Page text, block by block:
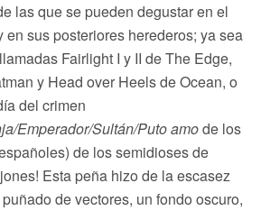
las que se pueden degustar en el
en sus posteriores herederos; ya sea
Fairlight I y II de The Edge,
y Head over Heels de Ocean, o
del crimen
Emperador/Sultán/Puto amode los
de los semidioses de
Esta peña hizo de la escasez
de vectores, un fondo oscuro,